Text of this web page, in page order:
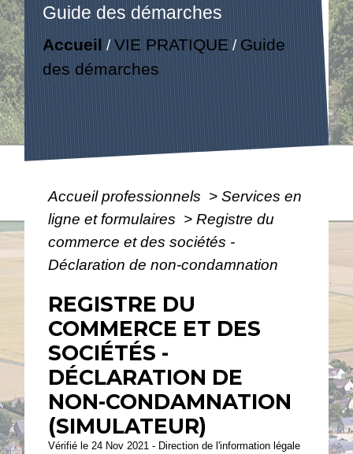
Guide des démarches
Accueil /VIE PRATIQUE / Guide
des démarches
Accueil professionnels > Services en
ligne et formulaires > Registre du
commerce et des sociétés -
Déclaration de non-condamnation
REGISTRE DU
COMMERCE ET DES
SOCIÉTÉS -
DÉCLARATION DE
NON-CONDAMNATION
(SIMULATEUR)
Vérifié le 24 Nov 2021 - Direction de l'information légale